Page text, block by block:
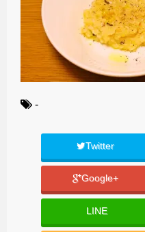
-
Twitter
Google+
LINE